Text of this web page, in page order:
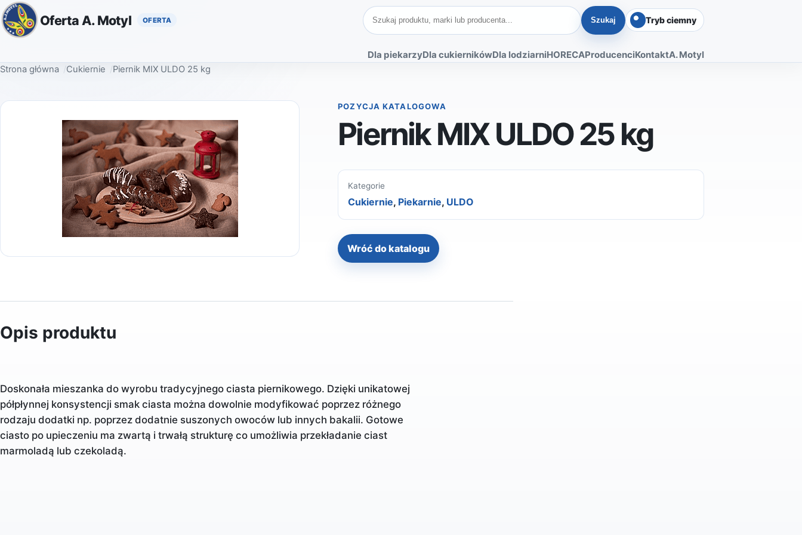
Oferta A. Motyl Szukaj produktów
Szukaj Tryb ciemny
Dla piekarzyDla cukiernikówDla lodziarniHORECAProducenciKontaktA. Motyl
Strona główna Cukiernie Piernik MIX ULDO 25 kg
POZYCJA KATALOGOWA
Piernik MIX ULDO 25 kg
Kategorie
Cukiernie, Piekarnie, ULDO
Wróć do katalogu
Opis produktu
Doskonała mieszanka do wyrobu tradycyjnego ciasta piernikowego. Dzięki unikatowej
półpłynnej konsystencji smak ciasta można dowolnie modyfikować poprzez różnego
rodzaju dodatki np. poprzez dodatnie suszonych owoców lub innych bakalii. Gotowe
ciasto po upieczeniu ma zwartą i trwałą strukturę co umożliwia przekładanie ciast
marmoladą lub czekoladą.